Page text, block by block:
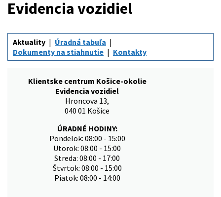
Evidencia vozidiel
Aktuality
Úradná tabuľa
Dokumenty na stiahnutie
Kontakty
Klientske centrum Košice-okolie
Evidencia vozidiel
Hroncova 13,
040 01 Košice
ÚRADNÉ HODINY:
Pondelok: 08:00 - 15:00
Utorok: 08:00 - 15:00
Streda: 08:00 - 17:00
Štvrtok: 08:00 - 15:00
Piatok: 08:00 - 14:00